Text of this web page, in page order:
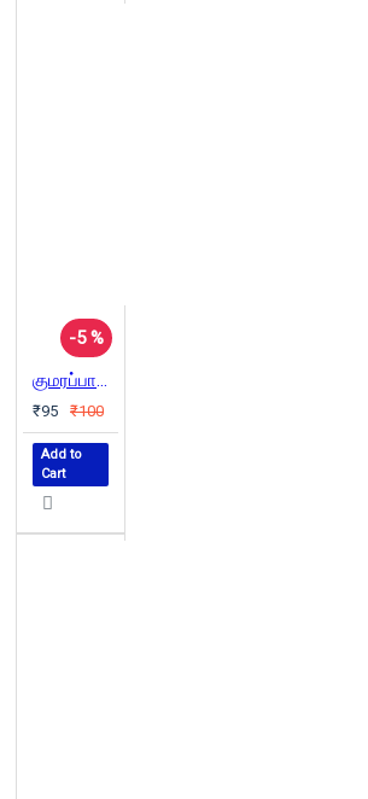
-5 %
குமரப்பாவிடம் கேட்போம்
₹95 ₹100
Add to
Cart